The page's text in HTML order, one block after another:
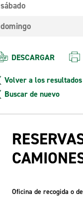
sábado
domingo
DESCARGAR
Volver a los resultados
Buscar de nuevo
Oficina de recogida o